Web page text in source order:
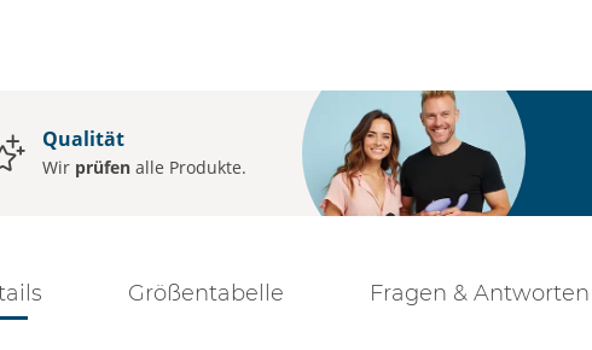
Qualität
Wir prüfen alle Produkte.
Größentabelle Fragen & Antworten